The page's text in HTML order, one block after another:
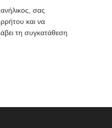
σας
και να
τη συγκατάθεση